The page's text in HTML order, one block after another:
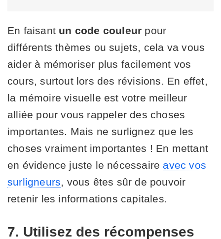
En faisant un code couleur pour
différents thèmes ou sujets, cela va vous
aider à mémoriser plus facilement vos
cours, surtout lors des révisions. En effet,
la mémoire visuelle est votre meilleur
alliée pour vous rappeler des choses
importantes. Mais ne surlignez que les
choses vraiment importantes ! En mettant
en évidence juste le nécessaire avec vos
surligneurs, vous êtes sûr de pouvoir
retenir les informations capitales.
7. Utilisez des récompenses